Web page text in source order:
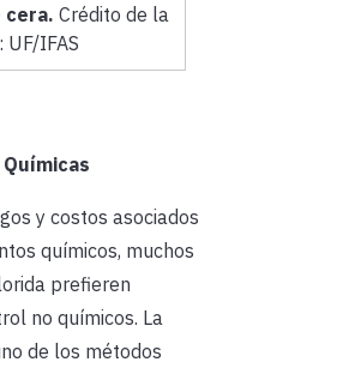
cera. Crédito de la
UF/IFAS
y costos asociados
químicos, muchos
prefieren
no químicos. La
de los métodos